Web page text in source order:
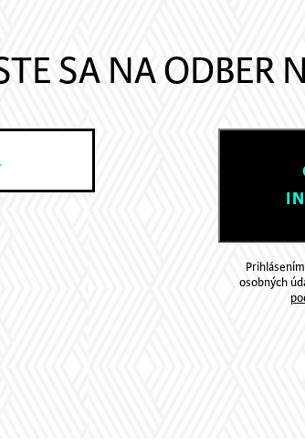
SA NA ODBER
osobných